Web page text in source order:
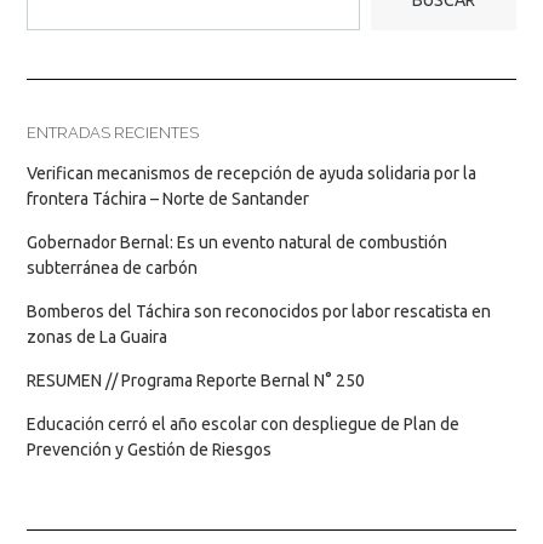
ENTRADAS RECIENTES
Verifican mecanismos de recepción de ayuda solidaria por la
frontera Táchira – Norte de Santander
Gobernador Bernal: Es un evento natural de combustión
subterránea de carbón
Bomberos del Táchira son reconocidos por labor rescatista en
zonas de La Guaira
RESUMEN // Programa Reporte Bernal N° 250
Educación cerró el año escolar con despliegue de Plan de
Prevención y Gestión de Riesgos